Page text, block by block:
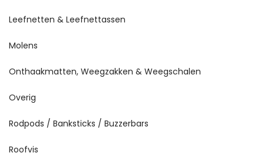
Leefnetten & Leefnettassen
Molens
Onthaakmatten, Weegzakken & Weegschalen
Overig
Rodpods / Banksticks / Buzzerbars
Roofvis